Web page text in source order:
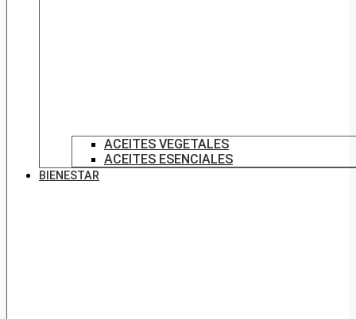
ACEITES VEGETALES
ACEITES ESENCIALES
BIENESTAR